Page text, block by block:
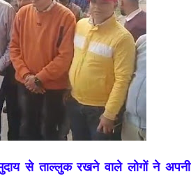
से ताल्लुक रखने वाले लोगों ने अपनी